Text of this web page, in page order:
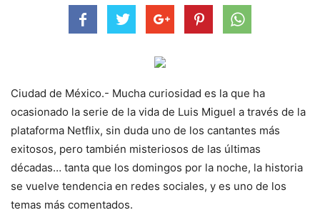
Ciudad de México.- Mucha curiosidad es la que ha
ocasionado la serie de la vida de Luis Miguel a través de la
plataforma Netflix, sin duda uno de los cantantes más
exitosos, pero también misteriosos de las últimas
décadas… tanta que los domingos por la noche, la historia
se vuelve tendencia en redes sociales, y es uno de los
temas más comentados.